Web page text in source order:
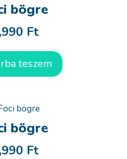
bögre
Ft
teszem
bögre
Ft